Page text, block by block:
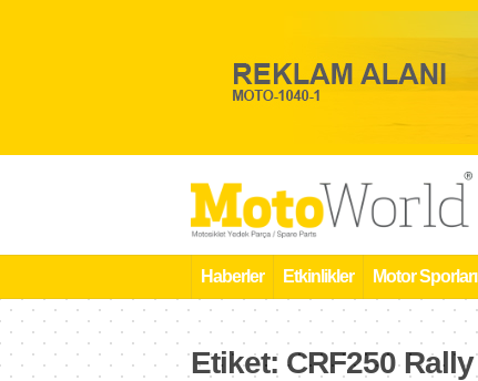
Haberler Etkinlikler Motor Sporları
Etiket: CRF250 Rally